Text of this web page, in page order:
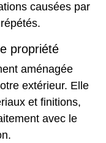
causées par
propriété
aménagée
extérieur. Elle
et finitions,
avec le